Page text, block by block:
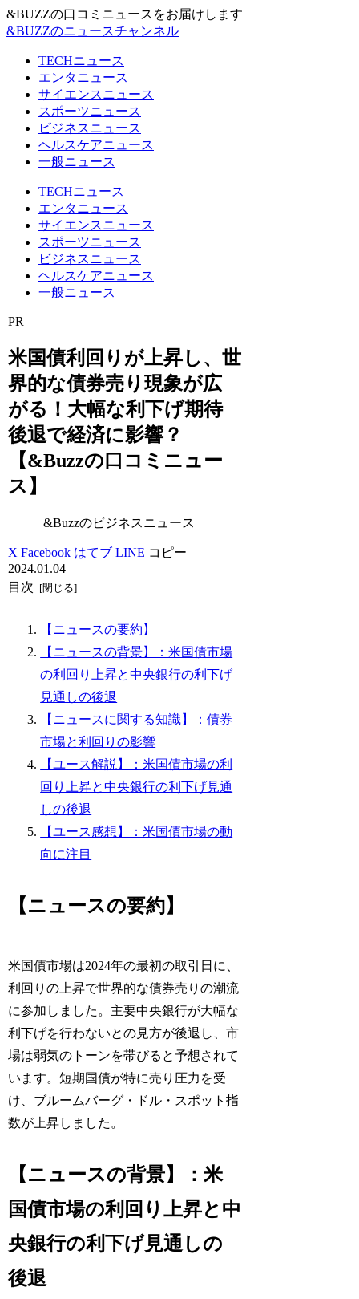
&BUZZの口コミニュースをお届けします
&BUZZのニュースチャンネル
TECHニュース
エンタニュース
サイエンスニュース
スポーツニュース
ビジネスニュース
ヘルスケアニュース
一般ニュース
TECHニュース
エンタニュース
サイエンスニュース
スポーツニュース
ビジネスニュース
ヘルスケアニュース
一般ニュース
PR
米国債利回りが上昇し、世
界的な債券売り現象が広
がる！大幅な利下げ期待
後退で経済に影響？
【&Buzzの口コミニュー
ス】
&Buzzのビジネスニュース
X Facebook はてブ LINE コピー
2024.01.04
目次
【ニュースの要約】
【ニュースの背景】：米国債市場
の利回り上昇と中央銀行の利下げ
見通しの後退
【ニュースに関する知識】：債券
市場と利回りの影響
【ユース解説】：米国債市場の利
回り上昇と中央銀行の利下げ見通
しの後退
【ユース感想】：米国債市場の動
向に注目
【ニュースの要約】
米国債市場は2024年の最初の取引日に、
利回りの上昇で世界的な債券売りの潮流
に参加しました。主要中央銀行が大幅な
利下げを行わないとの見方が後退し、市
場は弱気のトーンを帯びると予想されて
います。短期国債が特に売り圧力を受
け、ブルームバーグ・ドル・スポット指
数が上昇しました。
【ニュースの背景】：米
国債市場の利回り上昇と中
央銀行の利下げ見通しの
後退